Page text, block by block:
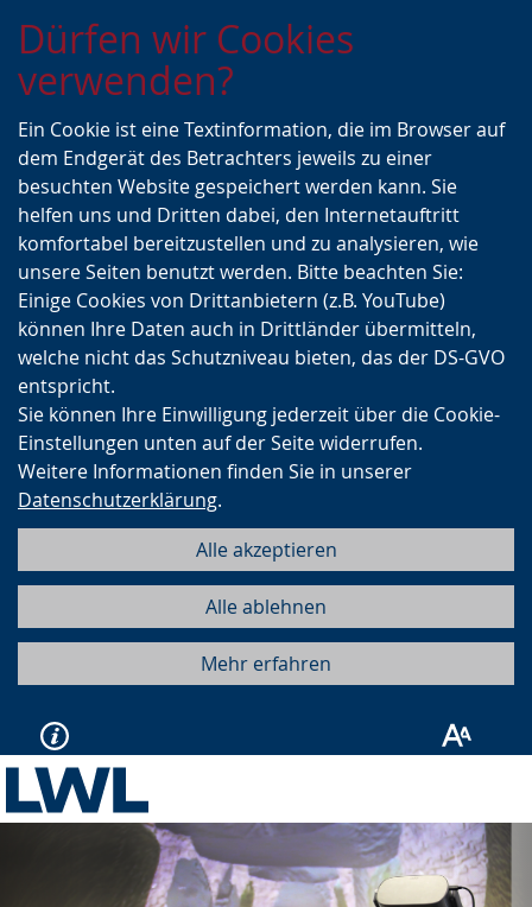
Zur
Hauptnavigation
Zur
Seitennavigation
Zum
Inhalt
Dürfen wir Cookies
verwenden?
Ein Cookie ist eine Textinformation, die im Browser auf
dem Endgerät des Betrachters jeweils zu einer
besuchten Website gespeichert werden kann. Sie
helfen uns und Dritten dabei, den Internetauftritt
komfortabel bereitzustellen und zu analysieren, wie
unsere Seiten benutzt werden. Bitte beachten Sie:
Einige Cookies von Drittanbietern (z.B. YouTube)
können Ihre Daten auch in Drittländer übermitteln,
welche nicht das Schutzniveau bieten, das der DS-GVO
entspricht.
Sie können Ihre Einwilligung jederzeit über die Cookie-
Einstellungen unten auf der Seite widerrufen.
Weitere Informationen finden Sie in unserer
Datenschutzerklärung.
Alle akzeptieren
Alle ablehnen
Mehr erfahren
Vorherige